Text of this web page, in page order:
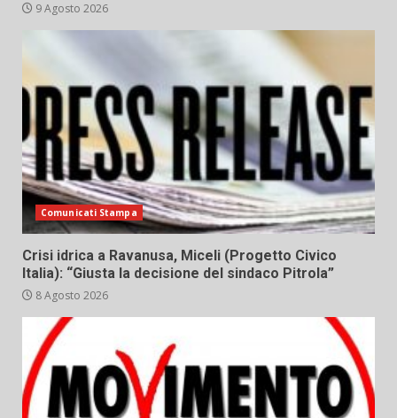
9 Agosto 2026
Comunicati Stampa
Crisi idrica a Ravanusa, Miceli (Progetto Civico
Italia): “Giusta la decisione del sindaco Pitrola”
8 Agosto 2026